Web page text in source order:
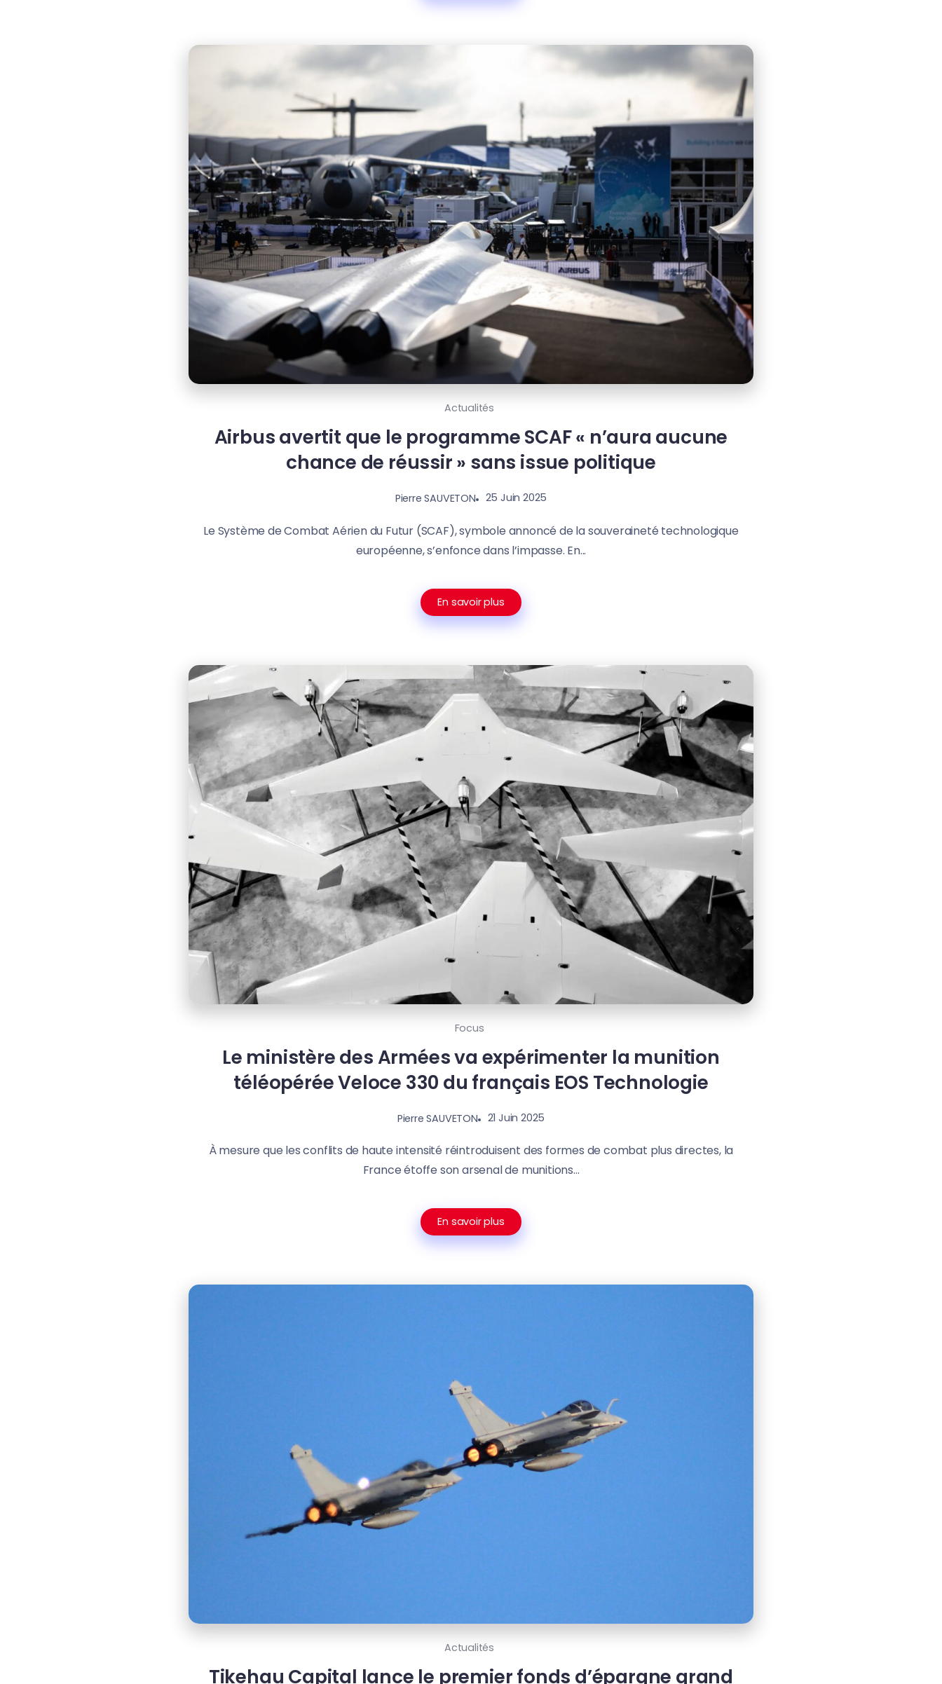
Actualités
Airbus avertit que le programme SCAF « n’aura aucune
chance de réussir » sans issue politique
Pierre SAUVETON 25 Juin 2025
Le Système de Combat Aérien du Futur (SCAF), symbole annoncé de la souveraineté technologique
européenne, s’enfonce dans l’impasse. En...
En savoir plus
Focus
Le ministère des Armées va expérimenter la munition
téléopérée Veloce 330 du français EOS Technologie
Pierre SAUVETON 21 Juin 2025
À mesure que les conflits de haute intensité réintroduisent des formes de combat plus directes, la
France étoffe son arsenal de munitions...
En savoir plus
Actualités
Tikehau Capital lance le premier fonds d’épargne grand